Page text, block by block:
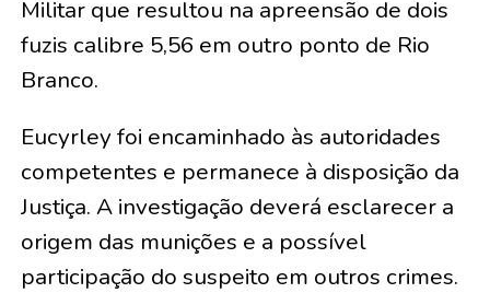
Militar que resultou na apreensão de dois
fuzis calibre 5,56 em outro ponto de Rio
Branco.
Eucyrley foi encaminhado às autoridades
competentes e permanece à disposição da
Justiça. A investigação deverá esclarecer a
origem das munições e a possível
participação do suspeito em outros crimes.